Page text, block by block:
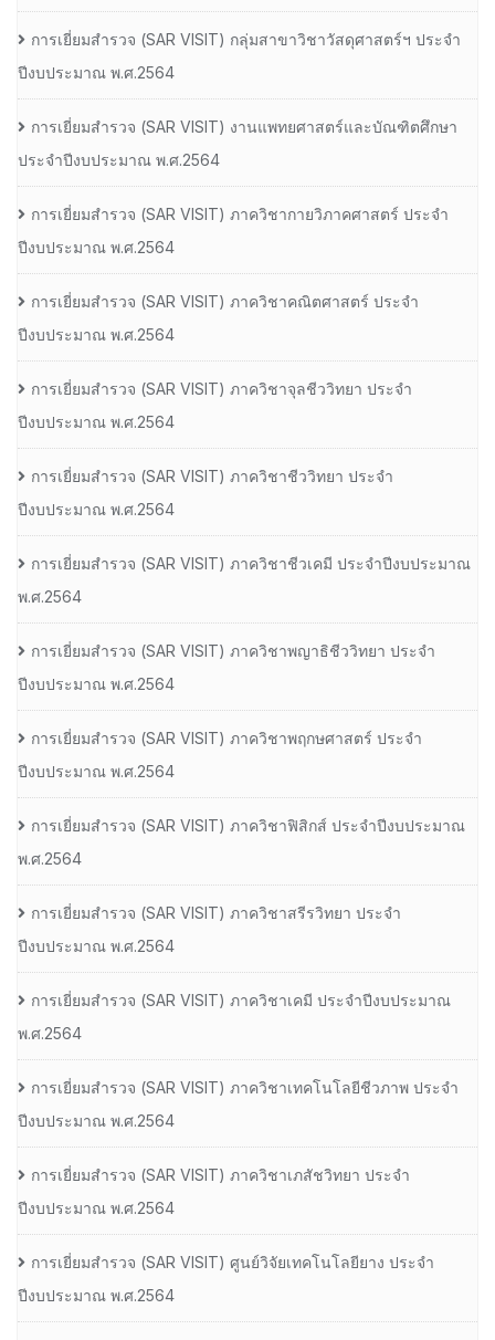
การเยี่ยมสํารวจ (SAR VISIT) กลุ่มสาขาวิชาวัสดุศาสตร์ฯ ประจํา
ปีงบประมาณ พ.ศ.2564
การเยี่ยมสํารวจ (SAR VISIT) งานแพทยศาสตร์และบัณฑิตศึกษา
ประจําปีงบประมาณ พ.ศ.2564
การเยี่ยมสํารวจ (SAR VISIT) ภาควิชากายวิภาคศาสตร์ ประจํา
ปีงบประมาณ พ.ศ.2564
การเยี่ยมสํารวจ (SAR VISIT) ภาควิชาคณิตศาสตร์ ประจํา
ปีงบประมาณ พ.ศ.2564
การเยี่ยมสํารวจ (SAR VISIT) ภาควิชาจุลชีววิทยา ประจํา
ปีงบประมาณ พ.ศ.2564
การเยี่ยมสํารวจ (SAR VISIT) ภาควิชาชีววิทยา ประจํา
ปีงบประมาณ พ.ศ.2564
การเยี่ยมสํารวจ (SAR VISIT) ภาควิชาชีวเคมี ประจําปีงบประมาณ
พ.ศ.2564
การเยี่ยมสํารวจ (SAR VISIT) ภาควิชาพญาธิชีววิทยา ประจํา
ปีงบประมาณ พ.ศ.2564
การเยี่ยมสํารวจ (SAR VISIT) ภาควิชาพฤกษศาสตร์ ประจํา
ปีงบประมาณ พ.ศ.2564
การเยี่ยมสํารวจ (SAR VISIT) ภาควิชาฟิสิกส์ ประจําปีงบประมาณ
พ.ศ.2564
การเยี่ยมสํารวจ (SAR VISIT) ภาควิชาสรีรวิทยา ประจํา
ปีงบประมาณ พ.ศ.2564
การเยี่ยมสํารวจ (SAR VISIT) ภาควิชาเคมี ประจําปีงบประมาณ
พ.ศ.2564
การเยี่ยมสํารวจ (SAR VISIT) ภาควิชาเทคโนโลยีชีวภาพ ประจํา
ปีงบประมาณ พ.ศ.2564
การเยี่ยมสํารวจ (SAR VISIT) ภาควิชาเภสัชวิทยา ประจํา
ปีงบประมาณ พ.ศ.2564
การเยี่ยมสํารวจ (SAR VISIT) ศูนย์วิจัยเทคโนโลยียาง ประจํา
ปีงบประมาณ พ.ศ.2564